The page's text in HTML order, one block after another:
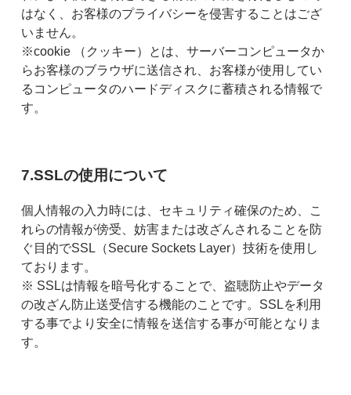
はなく、お客様のプライバシーを侵害することはござ
いません。
※cookie （クッキー）とは、サーバーコンピュータか
らお客様のブラウザに送信され、お客様が使用してい
るコンピュータのハードディスクに蓄積される情報で
す。
7.SSLの使用について
個人情報の入力時には、セキュリティ確保のため、こ
れらの情報が傍受、妨害または改ざんされることを防
ぐ目的でSSL（Secure Sockets Layer）技術を使用し
ております。
※ SSLは情報を暗号化することで、盗聴防止やデータ
の改ざん防止送受信する機能のことです。SSLを利用
する事でより安全に情報を送信する事が可能となりま
す。